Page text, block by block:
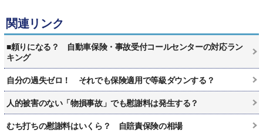
関連リンク
■頼りになる？ 自動車保険・事故受付コールセンターの対応ラン
キング
自分の過失ゼロ！ それでも保険適用で等級ダウンする？
人的被害のない「物損事故」でも慰謝料は発生する？
むち打ちの慰謝料はいくら？ 自賠責保険の相場